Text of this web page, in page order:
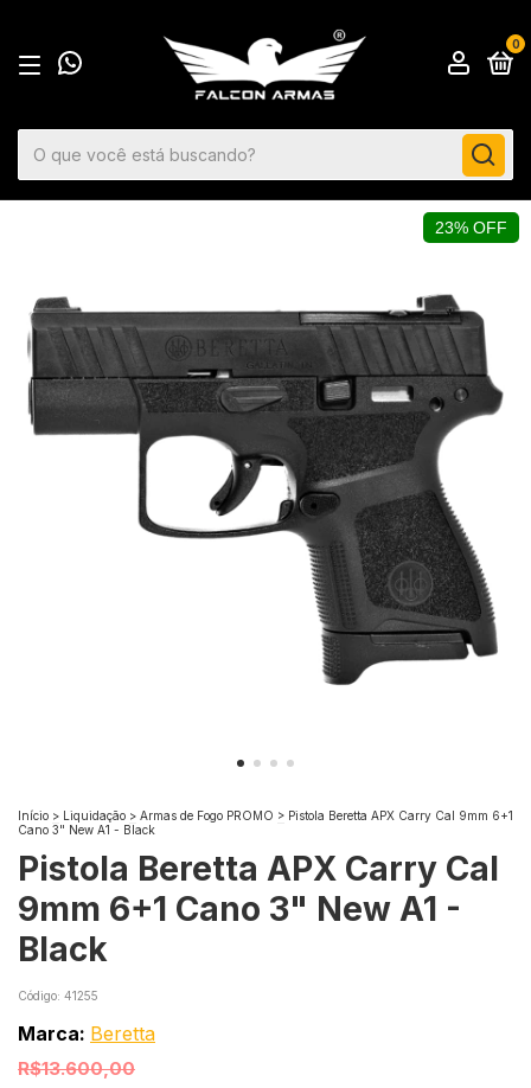
0
23% OFF
Início > Liquidação > Armas de Fogo PROMO > Pistola Beretta APX Carry Cal 9mm 6+1
Cano 3" New A1 - Black
Pistola Beretta APX Carry Cal
9mm 6+1 Cano 3" New A1 -
Black
Código: 41255
Marca: Beretta
R$13.600,00